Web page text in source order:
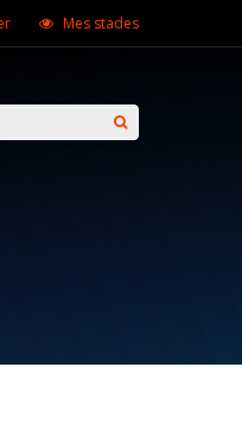
Mes stades